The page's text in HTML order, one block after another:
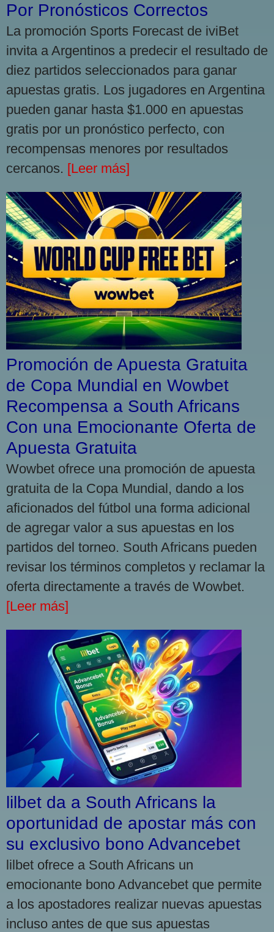
Por Pronósticos Correctos
La promoción Sports Forecast de iviBet
invita a Argentinos a predecir el resultado de
diez partidos seleccionados para ganar
apuestas gratis. Los jugadores en Argentina
pueden ganar hasta $1.000 en apuestas
gratis por un pronóstico perfecto, con
recompensas menores por resultados
cercanos. [Leer más]
Promoción de Apuesta Gratuita
de Copa Mundial en Wowbet
Recompensa a South Africans
Con una Emocionante Oferta de
Apuesta Gratuita
Wowbet ofrece una promoción de apuesta
gratuita de la Copa Mundial, dando a los
aficionados del fútbol una forma adicional
de agregar valor a sus apuestas en los
partidos del torneo. South Africans pueden
revisar los términos completos y reclamar la
oferta directamente a través de Wowbet.
[Leer más]
lilbet da a South Africans la
oportunidad de apostar más con
su exclusivo bono Advancebet
lilbet ofrece a South Africans un
emocionante bono Advancebet que permite
a los apostadores realizar nuevas apuestas
incluso antes de que sus apuestas